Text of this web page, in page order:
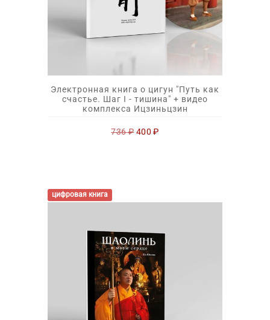
Электронная книга о цигун "Путь как
счастье. Шаг I - тишина" + видео
комплекса Ицзиньцзин
736₽ Первоначальная
400₽Текущая
цифровая книга